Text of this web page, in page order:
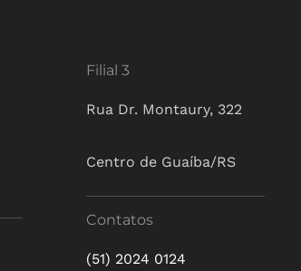
Filial 3
Rua Dr. Montaury, 322
Centro de Guaíba/RS
Contatos
(51) 2024 0124